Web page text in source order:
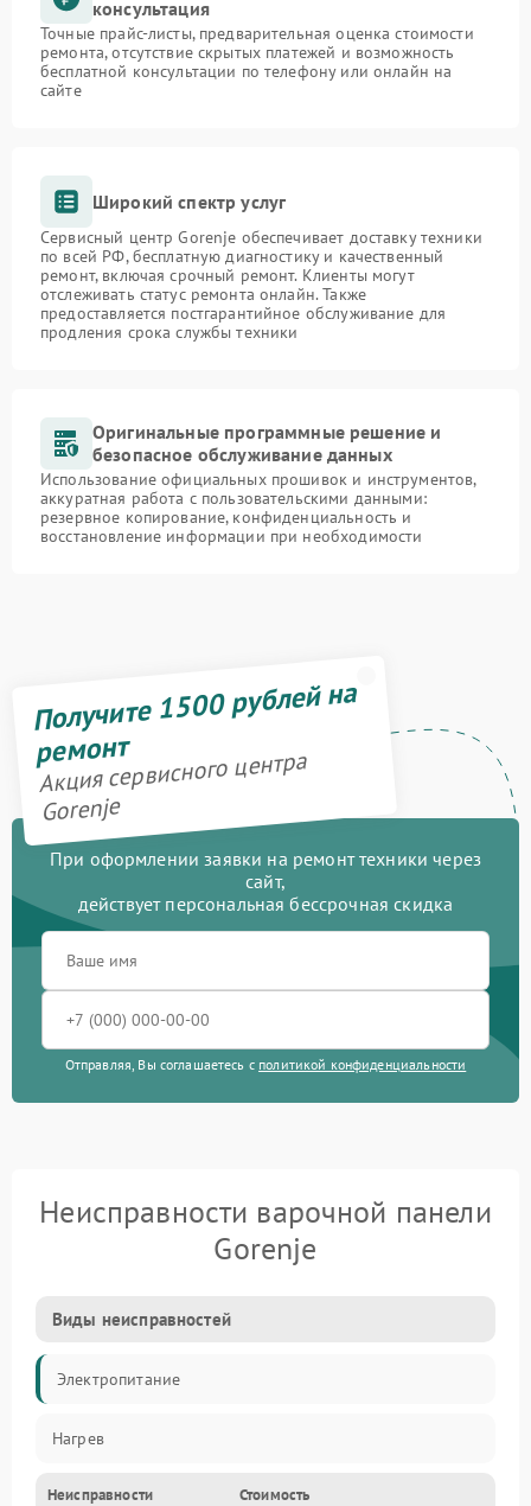
консультация
Точные прайс-листы, предварительная оценка стоимости
ремонта, отсутствие скрытых платежей и возможность
бесплатной консультации по телефону или онлайн на
сайте
Широкий спектр услуг
Сервисный центр Gorenje обеспечивает доставку техники
по всей РФ, бесплатную диагностику и качественный
ремонт, включая срочный ремонт. Клиенты могут
отслеживать статус ремонта онлайн. Также
предоставляется постгарантийное обслуживание для
продления срока службы техники
Оригинальные программные решение и
безопасное обслуживание данных
Использование официальных прошивок и инструментов,
аккуратная работа с пользовательскими данными:
резервное копирование, конфиденциальность и
восстановление информации при необходимости
Получите 1500 рублей на
ремонт
Акция сервисного центра
Gorenje
При оформлении заявки на ремонт техники через
сайт,
действует персональная бессрочная скидка
Отправляя, Вы соглашаетесь с политикой конфиденциальности
Неисправности варочной панели
Gorenje
Виды неисправностей
Электропитание
Нагрев
Неисправности Стоимость